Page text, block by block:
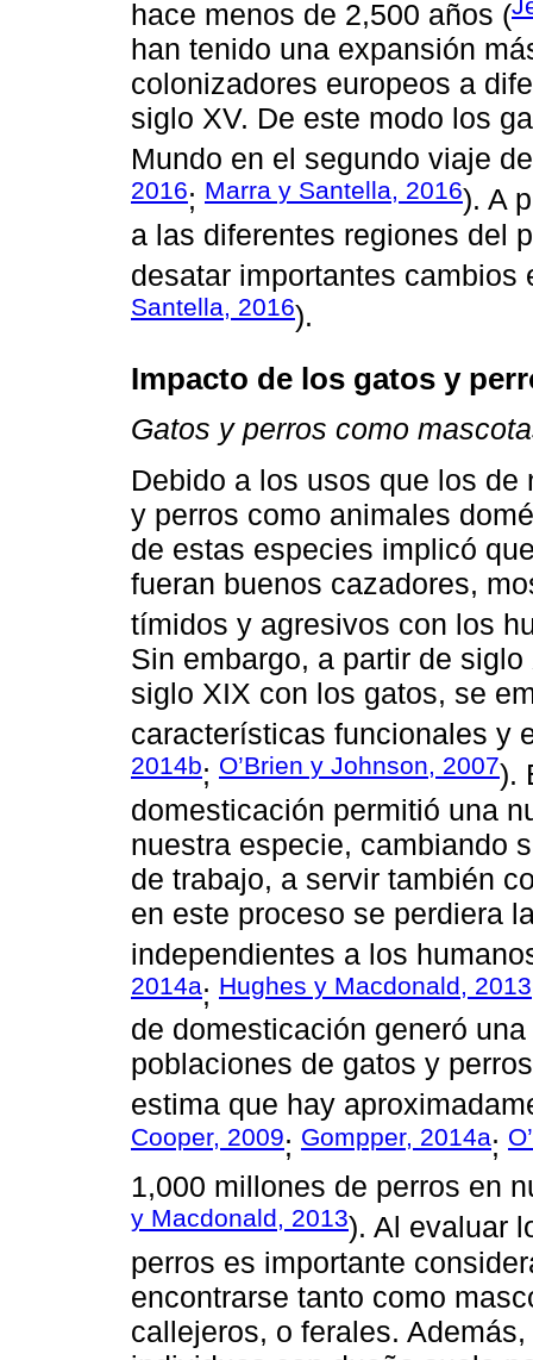
hace menos de 2,500 años (
han tenido una expansión
colonizadores europeos a
siglo XV. De este modo los
Mundo en el segundo viaje
2016; Marra y Santella, 2016). A
a las diferentes regiones del
desatar importantes cambios
Santella, 2016).
Impacto de los gatos y
Gatos y perros como
Debido a los usos que los
y perros como animales
de estas especies implicó
fueran buenos cazadores,
tímidos y agresivos con los
Sin embargo, a partir de
siglo XIX con los gatos, se
características funcionales y
2014b; O’Brien y Johnson, 2007).
domesticación permitió una
nuestra especie, cambiando
de trabajo, a servir también
en este proceso se perdiera
independientes a los
2014a; Hughes y Macdonald, 2013
de domesticación generó
poblaciones de gatos y
estima que hay
Cooper, 2009; Gompper, 2014a;
1,000 millones de perros en
y Macdonald, 2013). Al evaluar
perros es importante
encontrarse tanto como
callejeros, o ferales.